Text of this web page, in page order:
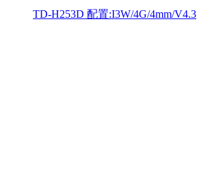
TD-H253D 配置:I3W/4G/4mm/V4.3